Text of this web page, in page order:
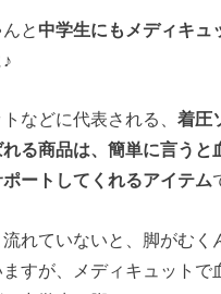
と 中学生にもメディキュ
トなどに代表される、着圧
る商品は、簡単に言うと
ートしてくれるアイテム
れていないと、脚がむく
すが、メディキュットで